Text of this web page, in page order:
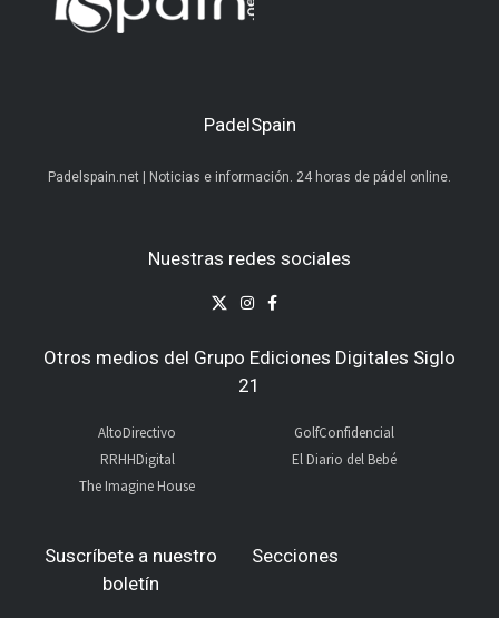
PadelSpain
Padelspain.net | Noticias e información. 24 horas de pádel online.
Nuestras redes sociales
Otros medios del Grupo Ediciones Digitales Siglo
21
AltoDirectivo
RRHHDigital
The Imagine House
GolfConfidencial
El Diario del Bebé
Suscríbete a nuestro
boletín
Secciones